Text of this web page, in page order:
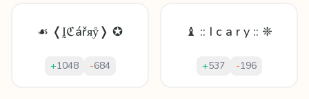
☙ ❬Ḭℭářᴙẙ❭ ✪
+1048 -684
♝ :: I c a r y :: ❈
+537 -196